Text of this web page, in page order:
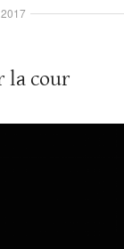
la cour